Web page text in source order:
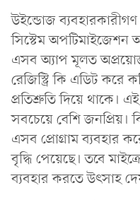
উইন্ডোজ ব্যবহারকারীগণ
সিস্টেম অপটিমাইজেশন
এসব অ্যাপ মূলত
রেজিস্ট্রি কি এডিট করে
প্রতিশ্রুতি দিয়ে থাকে।
সবচেয়ে বেশি জনপ্রিয়।
এসব প্রোগ্রাম ব্যবহার
বৃদ্ধি পেয়েছে। তবে
ব্যবহার করতে উৎসাহ